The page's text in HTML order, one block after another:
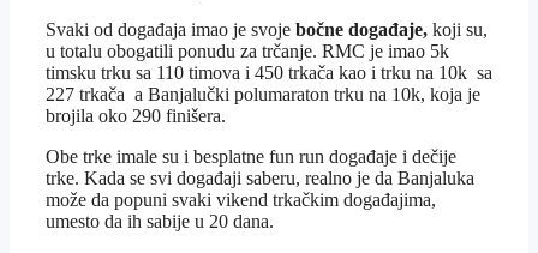
Svaki od događaja imao je svoje bočne događaje, koji su,
u totalu obogatili ponudu za trčanje. RMC je imao 5k
timsku trku sa 110 timova i 450 trkača kao i trku na 10k sa
227 trkača a Banjalučki polumaraton trku na 10k, koja je
brojila oko 290 finišera.
Obe trke imale su i besplatne fun run događaje i dečije
trke. Kada se svi događaji saberu, realno je da Banjaluka
može da popuni svaki vikend trkačkim događajima,
umesto da ih sabije u 20 dana.